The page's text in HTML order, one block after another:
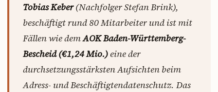
Tobias Keber(Nachfolger Stefan Brink),
beschäftigt rund 80 Mitarbeiter und ist mit
Fällen wie demAOK Baden-Württemberg-
Bescheid (€1,24 Mio.)eine der
durchsetzungsstärksten Aufsichten beim
Adress- und Beschäftigtendatenschutz. Das